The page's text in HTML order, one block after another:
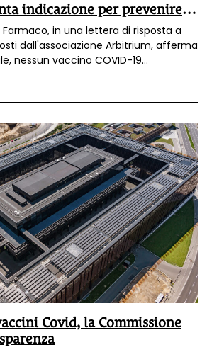
indicazione per prevenire la
Farmaco, in una lettera di risposta a
dall'associazione Arbitrium, afferma
nessun vaccino COVID-19
Covid, la Commissione